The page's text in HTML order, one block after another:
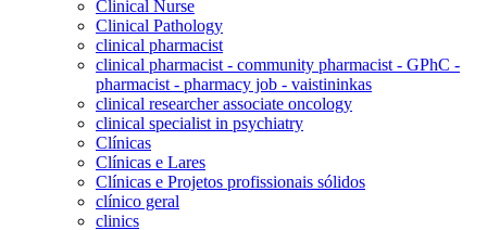
Clinical Nurse
Clinical Pathology
clinical pharmacist
clinical pharmacist - community pharmacist - GPhC -
pharmacist - pharmacy job - vaistininkas
clinical researcher associate oncology
clinical specialist in psychiatry
Clínicas
Clínicas e Lares
Clínicas e Projetos profissionais sólidos
clínico geral
clinics